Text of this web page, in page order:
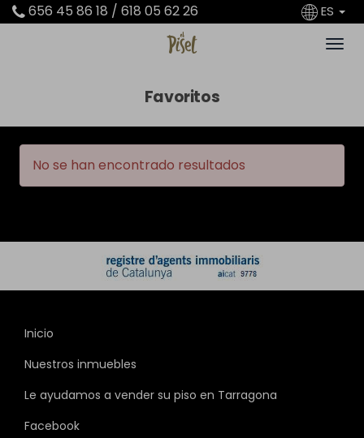
656 45 86 18 / 618 05 62 26 ES
Favoritos
No se han encontrado resultados
Inicio
Nuestros inmuebles
Le ayudamos a vender su piso en Tarragona
Facebook